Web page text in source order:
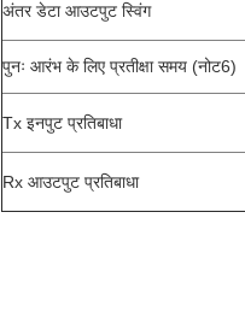
अंतर डेटा आउटपुट स्विंग
पुनः आरंभ के लिए प्रतीक्षा समय (नोट6)
Tx इनपुट प्रतिबाधा
Rx आउटपुट प्रतिबाधा